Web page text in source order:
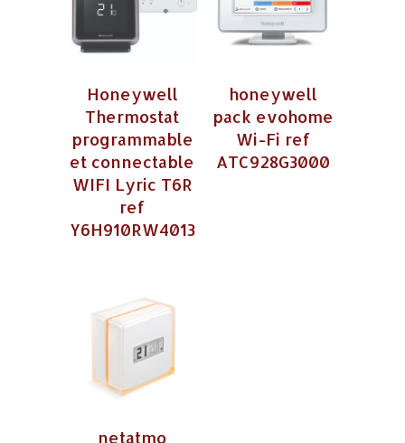
Honeywell
Thermostat
programmable
et connectable
WIFI Lyric T6R
ref
Y6H910RW4013
honeywell
pack evohome
Wi-Fi ref
ATC928G3000
netatmo